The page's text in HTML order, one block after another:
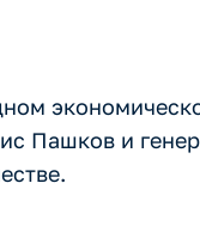
Пашков и